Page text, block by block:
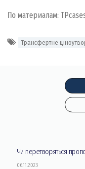
По материалам:
Трансфертне
Чи перетворяться
06.11.2023